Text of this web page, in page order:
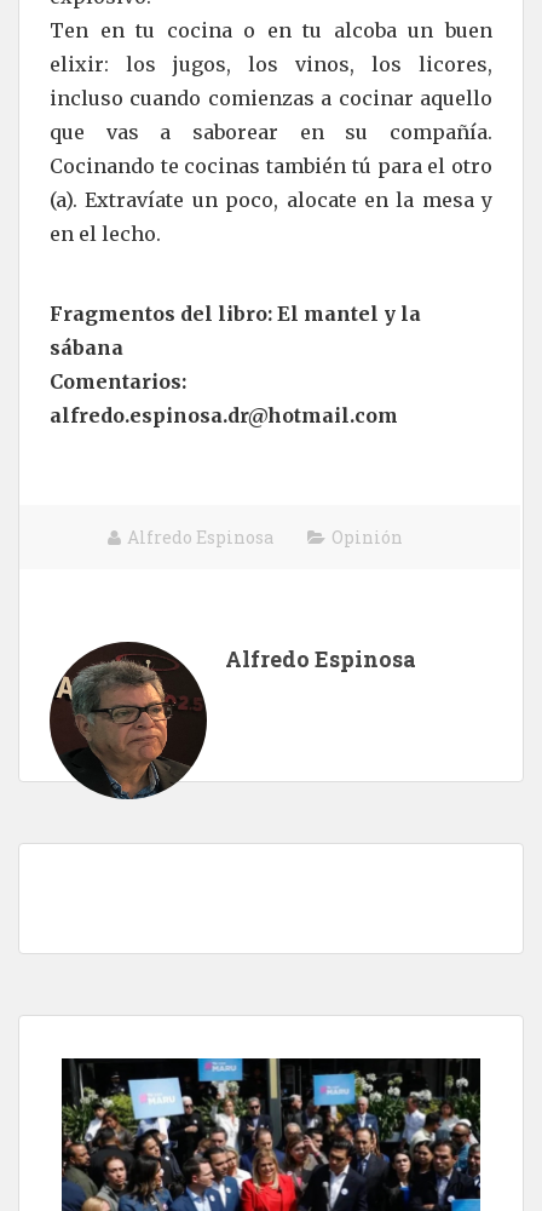
Ten en tu cocina o en tu alcoba un buen
elixir: los jugos, los vinos, los licores,
incluso cuando comienzas a cocinar aquello
que vas a saborear en su compañía.
Cocinando te cocinas también tú para el otro
(a). Extravíate un poco, alocate en la mesa y
en el lecho.
Fragmentos del libro: El mantel y la
sábana
Comentarios:
alfredo.espinosa.dr@hotmail.com
Alfredo Espinosa Opinión
Alfredo Espinosa